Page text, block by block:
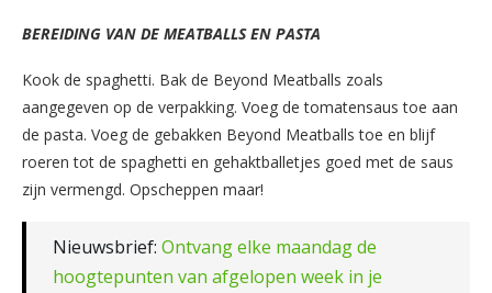
BEREIDING VAN DE MEATBALLS EN PASTA
Kook de spaghetti. Bak de Beyond Meatballs zoals
aangegeven op de verpakking. Voeg de tomatensaus toe aan
de pasta. Voeg de gebakken Beyond Meatballs toe en blijf
roeren tot de spaghetti en gehaktballetjes goed met de saus
zijn vermengd. Opscheppen maar!
Nieuwsbrief: Ontvang elke maandag de
hoogtepunten van afgelopen week in je